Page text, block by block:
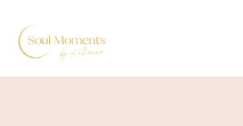
Inhalt
springen